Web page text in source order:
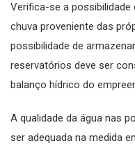
Verifica-se a
chuva proveniente das
possibilidade de
reservatórios deve ser
balanço hídrico do
A qualidade da água nas
ser adequada na medida